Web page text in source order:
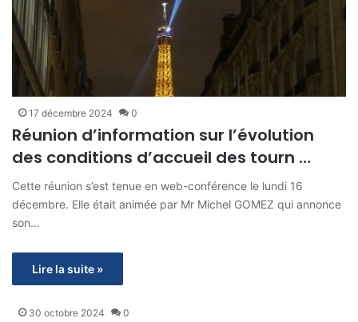
17 décembre 2024 0
Réunion d’information sur l’évolution
des conditions d’accueil des tourn …
Cette réunion s’est tenue en web-conférence le lundi 16
décembre. Elle était animée par Mr Michel GOMEZ qui annonce
son…
Lire la suite »
30 octobre 2024 0